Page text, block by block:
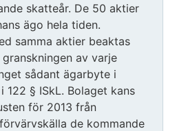
skatteår. De 50 aktier
ägo hela tiden.
samma aktier beaktas
av varje
sådant ägarbyte i
122 § ISkL. Bolaget kans
för 2013 från
de kommande